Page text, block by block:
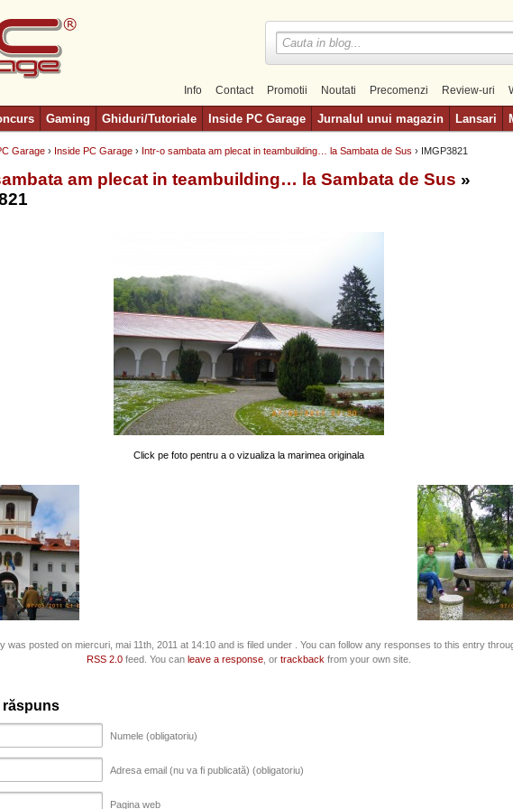
Info Contact Promotii Noutati Precomenzi Review-uri
Gaming Ghiduri/Tutoriale Inside PC Garage Jurnalul unui magazin Lansari
Garage › Inside PC Garage › Intr-o sambata am plecat in teambuilding… la Sambata de Sus › IMGP3821
am plecat in teambuilding… la Sambata de Sus »
Click pe foto pentru a o vizualiza la marimea originala
was posted on miercuri, mai 11th, 2011 at 14:10 and is filed under . You can follow any responses to this entry
RSS 2.0 feed. You can leave a response , or trackback from your own site.
răspuns
Numele (obligatoriu)
Adresa email (nu va fi publicată) (obligatoriu)
Pagina web